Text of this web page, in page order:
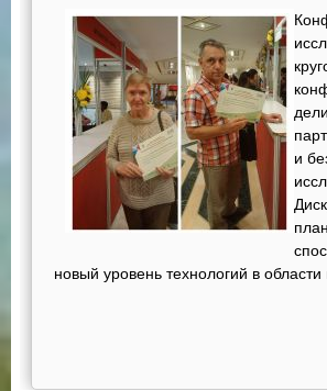
и
новый уровень технологий в